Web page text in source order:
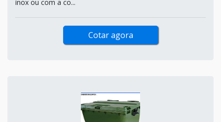
inox ou com a co...
Cotar agora